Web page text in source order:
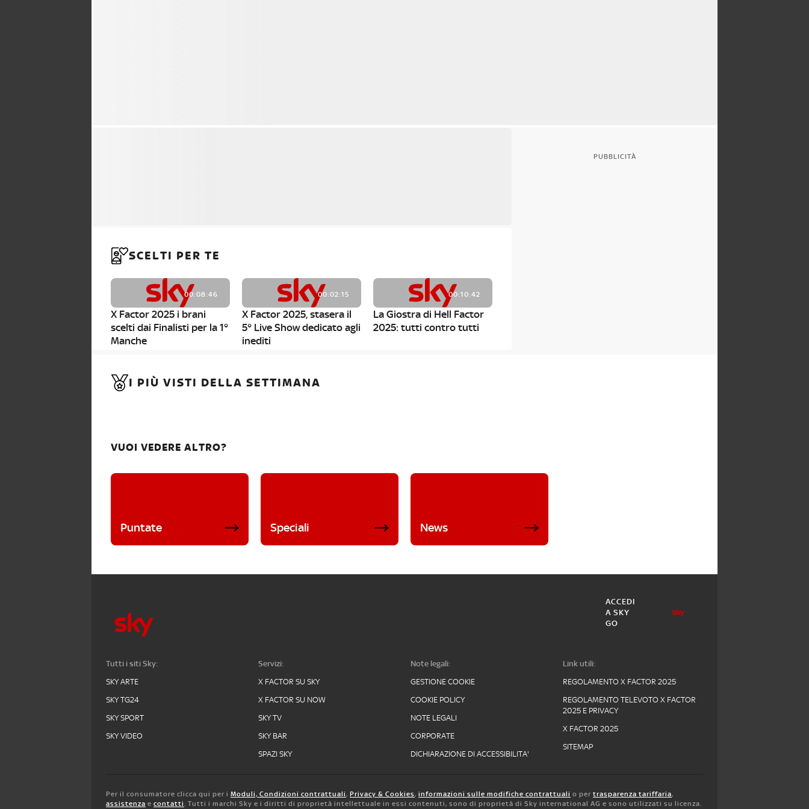
SCELTI PER TE
00:08:46
X Factor 2025 i brani
scelti dai Finalisti per la 1°
Manche
00:02:15
X Factor 2025, stasera il
5° Live Show dedicato agli
inediti
00:10:42
La Giostra di Hell Factor
2025: tutti contro tutti
PUBBLICITÀ
I PIÙ VISTI DELLA SETTIMANA
VUOI VEDERE ALTRO?
Puntate Speciali News
ACCEDI
A SKY
GO
Tutti i siti Sky:
SKY ARTE
SKY TG24
SKY SPORT
SKY VIDEO
Servizi:
X FACTOR SU SKY
X FACTOR SU NOW
SKY TV
SKY BAR
SPAZI SKY
Note legali:
GESTIONE COOKIE
COOKIE POLICY
NOTE LEGALI
CORPORATE
DICHIARAZIONE DI ACCESSIBILITA'
Link utili:
REGOLAMENTO X FACTOR 2025
REGOLAMENTO TELEVOTO X FACTOR
2025 E PRIVACY
X FACTOR 2025
SITEMAP
Per il consumatore clicca qui per i Moduli, Condizioni contrattuali, Privacy & Cookies, informazioni sulle modifiche contrattuali o per trasparenza tariffaria,
assistenza e contatti. Tutti i marchi Sky e i diritti di proprietà intellettuale in essi contenuti, sono di proprietà di Sky international AG e sono utilizzati su licenza.